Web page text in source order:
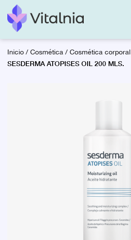
Inicio/Cosmética/Cosmética corporal
SESDERMA ATOPISES OIL 200 MLS.